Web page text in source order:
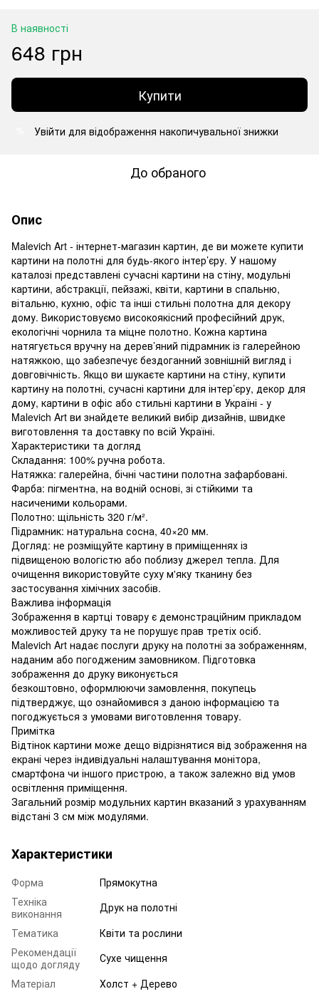
В наявності
648 грн
Купити
Увійти для відображення накопичувальної знижки
До обраного
Опис
Malevich Art - інтернет-магазин картин, де ви можете купити
картини на полотні для будь-якого інтер’єру. У нашому
каталозі представлені сучасні картини на стіну, модульні
картини, абстракції, пейзажі, квіти, картини в спальню,
вітальню, кухню, офіс та інші стильні полотна для декору
дому. Використовуємо високоякісний професійний друк,
екологічні чорнила та міцне полотно. Кожна картина
натягується вручну на дерев’яний підрамник із галерейною
натяжкою, що забезпечує бездоганний зовнішній вигляд і
довговічність. Якщо ви шукаєте картини на стіну, купити
картину на полотні, сучасні картини для інтер’єру, декор для
дому, картини в офіс або стильні картини в Україні - у
Malevich Art ви знайдете великий вибір дизайнів, швидке
виготовлення та доставку по всій Україні.
Характеристики та догляд
Складання: 100% ручна робота.
Натяжка: галерейна, бічні частини полотна зафарбовані.
Фарба: пігментна, на водній основі, зі стійкими та
насиченими кольорами.
Полотно: щільність 320 г/м².
Підрамник: натуральна сосна, 40×20 мм.
Догляд: не розміщуйте картину в приміщеннях із
підвищеною вологістю або поблизу джерел тепла. Для
очищення використовуйте суху м'яку тканину без
застосування хімічних засобів.
Важлива інформація
Зображення в картці товару є демонстраційним прикладом
можливостей друку та не порушує прав третіх осіб.
Malevich Art надає послуги друку на полотні за зображенням,
наданим або погодженим замовником. Підготовка
зображення до друку виконується
безкоштовно, оформлюючи замовлення, покупець
підтверджує, що ознайомився з даною інформацією та
погоджується з умовами виготовлення товару.
Примітка
Відтінок картини може дещо відрізнятися від зображення на
екрані через індивідуальні налаштування монітора,
смартфона чи іншого пристрою, а також залежно від умов
освітлення приміщення.
Загальний розмір модульних картин вказаний з урахуванням
відстані 3 см між модулями.
Характеристики
Форма
Прямокутна
Техніка
виконання
Друк на полотні
Тематика
Квіти та рослини
Рекомендації
щодо догляду
Сухе чищення
Матеріал
Холст + Дерево